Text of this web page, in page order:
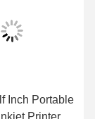
Inch Portable
Printer